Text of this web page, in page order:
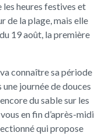
heures festives et
de la plage, mais elle
19 août, la première
connaître sa période
journée de douces
du sable sur les
en fin d’après-midi
qui propose